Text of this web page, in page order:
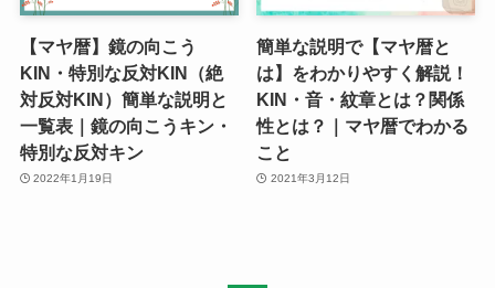
【マヤ暦】鏡の向こう
KIN・特別な反対KIN（絶
対反対KIN）簡単な説明と
一覧表｜鏡の向こうキン・
特別な反対キン
2022年1月19日
簡単な説明で【マヤ暦と
は】をわかりやすく解説！
KIN・音・紋章とは？関係
性とは？｜マヤ暦でわかる
こと
2021年3月12日